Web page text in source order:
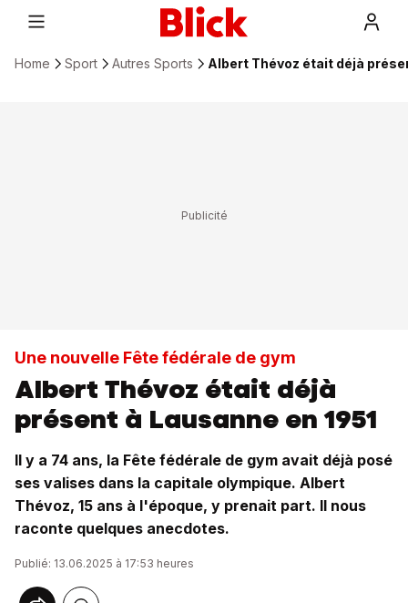
Home Sport Autres Sports Albert Thévoz était déjà
Une nouvelle Fête fédérale de gym
Albert Thévoz était déjà
présent à Lausanne en 1951
Il y a 74 ans, la Fête fédérale de gym avait déjà posé
ses valises dans la capitale olympique. Albert
Thévoz, 15 ans à l'époque, y prenait part. Il nous
raconte quelques anecdotes.
Publié: 13.06.2025 à 17:53 heures